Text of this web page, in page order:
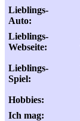
Lieblings-
Auto:
Lieblings-
Webseite:
Lieblings-
Spiel:
Hobbies:
Ich mag: